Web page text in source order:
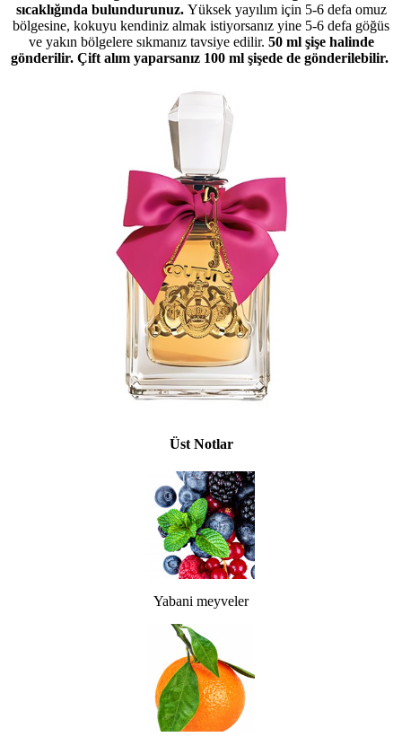
sıcaklığında bulundurunuz. Yüksek yayılım için 5-6 defa omuz
bölgesine, kokuyu kendiniz almak istiyorsanız yine 5-6 defa göğüs
ve yakın bölgelere sıkmanız tavsiye edilir. 50 ml şişe halinde
gönderilir. Çift alım yaparsanız 100 ml şişede de gönderilebilir.
Üst Notlar
Yabani meyveler